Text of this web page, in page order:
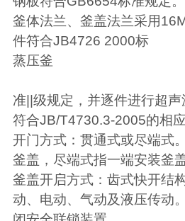
釜体法兰、釜盖法兰采用
件符合JB4726 2000标
蒸压釜
准||级规定，并逐件进行超
符合JB/T4730.3-2005的相
开门方式：贯通式或尽端式
釜盖，尽端式指一端安装釜盖
釜盖开启方式：齿式快开结
动、电动、气动及液压传动